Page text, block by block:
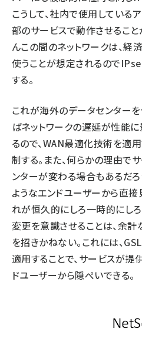
こうして、社内で使用している
部のサービスで動作させること
んこの間のネットワークは、経
使うことが想定されるので
する。
これが海外のデータセンター
ばネットワークの遅延が性能
るので、WAN最適化技術を適
制する。また、何らかの理由で
ンターが変わる場合もあるだろ
ようなエンドユーザーから直接
れが恒久的にしろ一時的にし
変更を意識させることは、余
を招きかねない。これには、
適用することで、サービスが
ドユーザーから隠ぺいできる。